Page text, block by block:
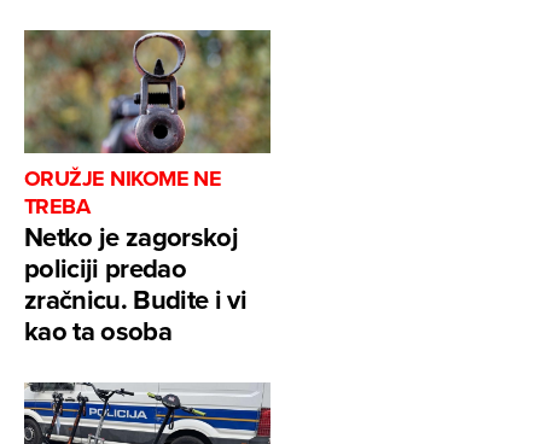
ORUŽJE NIKOME NE
TREBA
Netko je zagorskoj
policiji predao
zračnicu. Budite i vi
kao ta osoba